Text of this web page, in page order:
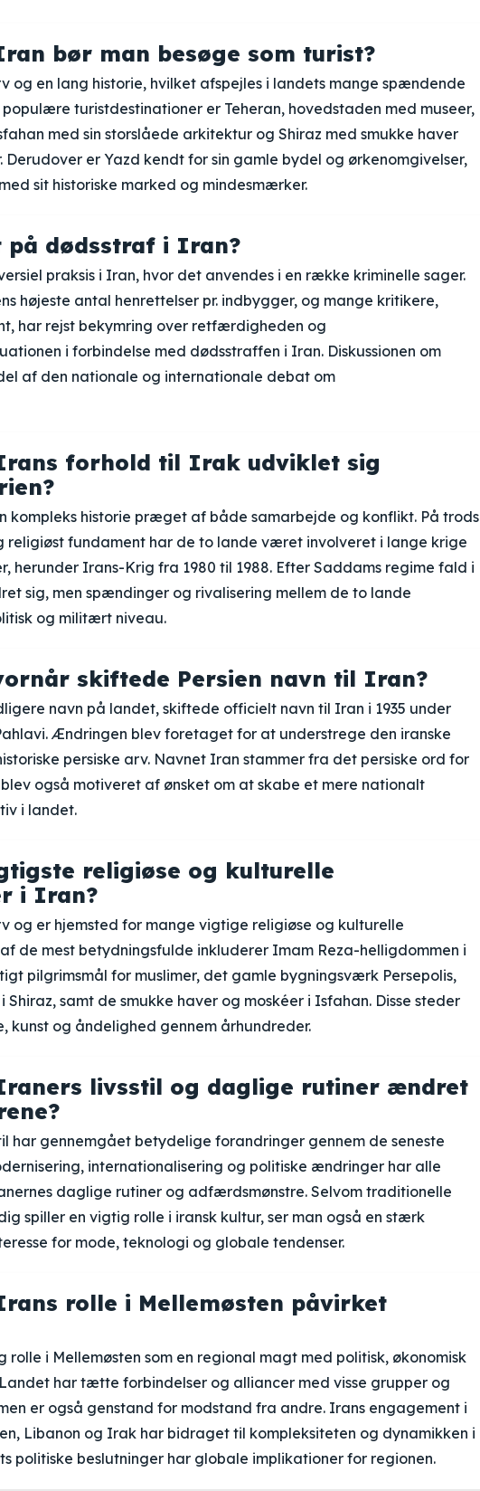
bør man besøge som turist?
og en lang historie, hvilket afspejles i landets mange spændende
turistdestinationer er Teheran, hovedstaden med museer,
med sin storslåede arkitektur og Shiraz med smukke haver
er Yazd kendt for sin gamle bydel og ørkenomgivelser,
sit historiske marked og mindesmærker.
på dødsstraf i Iran?
praksis i Iran, hvor det anvendes i en række kriminelle sager.
højeste antal henrettelser pr. indbygger, og mange kritikere,
har rejst bekymring over retfærdigheden og
i forbindelse med dødsstraffen i Iran. Diskussionen om
af den nationale og internationale debat om
forhold til Irak udviklet sig
kompleks historie præget af både samarbejde og konflikt. På trods
fundament har de to lande været involveret i lange krige
herunder Irans-Krig fra 1980 til 1988. Efter Saddams regime fald i
sig, men spændinger og rivalisering mellem de to lande
og militært niveau.
skiftede Persien navn til Iran?
navn på landet, skiftede officielt navn til Iran i 1935 under
Ændringen blev foretaget for at understrege den iranske
persiske arv. Navnet Iran stammer fra det persiske ord for
også motiveret af ønsket om at skabe et mere nationalt
i landet.
religiøse og kulturelle
i Iran?
og er hjemsted for mange vigtige religiøse og kulturelle
de mest betydningsfulde inkluderer Imam Reza-helligdommen i
pilgrimsmål for muslimer, det gamle bygningsværk Persepolis,
Shiraz, samt de smukke haver og moskéer i Isfahan. Disse steder
kunst og åndelighed gennem århundreder.
livsstil og daglige rutiner ændret
har gennemgået betydelige forandringer gennem de seneste
internationalisering og politiske ændringer har alle
daglige rutiner og adfærdsmønstre. Selvom traditionelle
spiller en vigtig rolle i iransk kultur, ser man også en stærk
for mode, teknologi og globale tendenser.
rolle i Mellemøsten påvirket
rolle i Mellemøsten som en regional magt med politisk, økonomisk
har tætte forbindelser og alliancer med visse grupper og
er også genstand for modstand fra andre. Irans engagement i
Libanon og Irak har bidraget til kompleksiteten og dynamikken i
politiske beslutninger har globale implikationer for regionen.